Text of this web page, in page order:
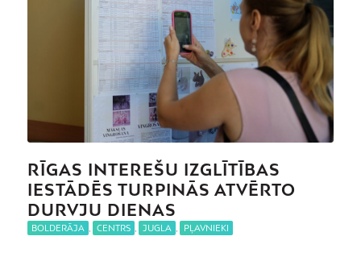
RĪGAS INTEREŠU IZGLĪTĪBAS
IESTĀDĒS TURPINĀS ATVĒRTO
DURVJU DIENAS
BOLDERĀJA CENTRS JUGLA PĻAVNIEKI